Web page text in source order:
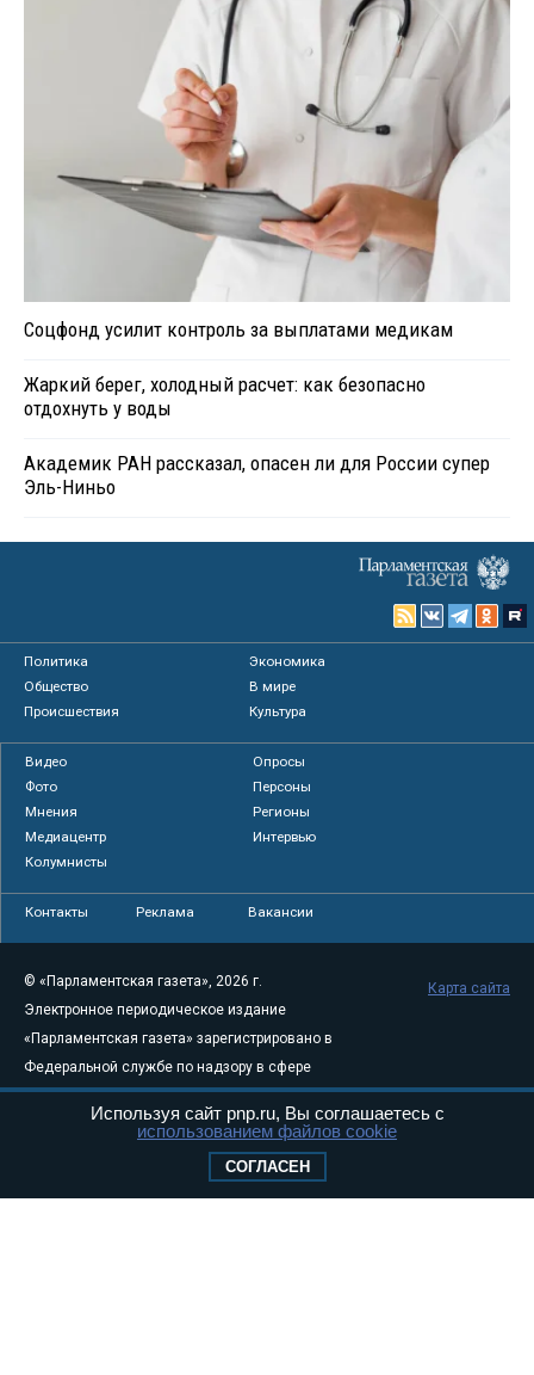
Соцфонд усилит контроль за выплатами медикам
Жаркий берег, холодный расчет: как безопасно
отдохнуть у воды
Академик РАН рассказал, опасен ли для России супер
Эль-Ниньо
Политика
Экономика
Общество
В мире
Происшествия
Культура
Видео
Опросы
Фото
Персоны
Мнения
Регионы
Медиацентр
Интервью
Колумнисты
Контакты Реклама Вакансии
© «Парламентская газета», 2026 г.
Электронное периодическое издание
«Парламентская газета» зарегистрировано в
Федеральной службе по надзору в сфере
связи, информационных технологий и
массовых коммуникаций (Роскомнадзор) 05
Свидетельство о регистрации Эл № ФС77-
Карта сайта
Используя сайт pnp.ru, Вы соглашаетесь с
использованием файлов cookie
СОГЛАСЕН